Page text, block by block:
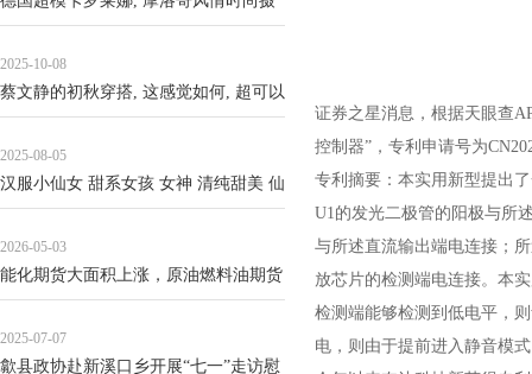
2025-10-08
蔡文静的初秋穿搭, 这感觉如何, 超可以
2025-08-05
汉服小仙女 甜系女孩 女神 清纯甜美 仙
2026-05-03
能化期货大面积上涨，原油燃料油期货
2025-07-07
歙县政协赴新溪口乡开展“七一”走访慰
证券之星消息，根据天眼查
控制器”，专利申请号为
专利摘要：本实用新型提出
U1的发光二极管的阳极与所
与所述直流输出端电连接；
放芯片的检测端电连接。本
检测端能够检测到低电平，
电，则由于提前进入静音模